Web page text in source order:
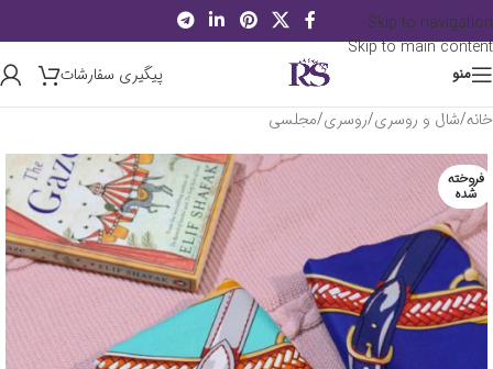
Skip to navigation
Skip to main content
منو
پیگیری سفارشات
خانه/شال و روسری/روسری/مجلسی
فروخته
شده